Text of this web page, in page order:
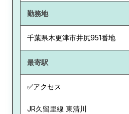
勤務地
千葉県木更津市井尻951番地
最寄駅
✅アクセス
JR久留里線 東清川